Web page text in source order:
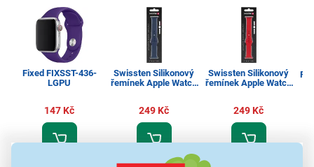
Fixed FIXSST-436-
LGPU
147 Kč
Swissten Silikonový
řemínek Apple Watch
249 Kč
Swissten Silikonový
řemínek Apple Watch
249 Kč